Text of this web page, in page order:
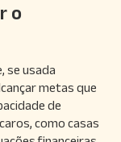
o
se usada
metas que
de
como casas